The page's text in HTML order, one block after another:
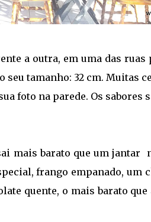
a outra, em uma das
seu tamanho: 32 cm. Muitas
foto na parede. Os sabores
mais barato que um jantar
frango empanado, um
quente, o mais barato que